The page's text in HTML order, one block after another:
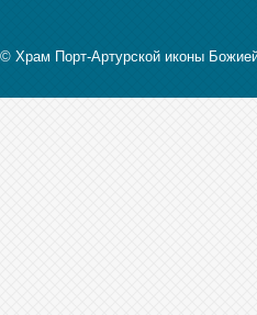
© Храм Порт-Артурской иконы